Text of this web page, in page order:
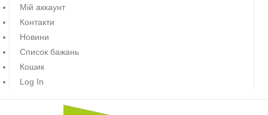
Мій аккаунт
Контакти
Новини
Список бажань
Кошик
Log In